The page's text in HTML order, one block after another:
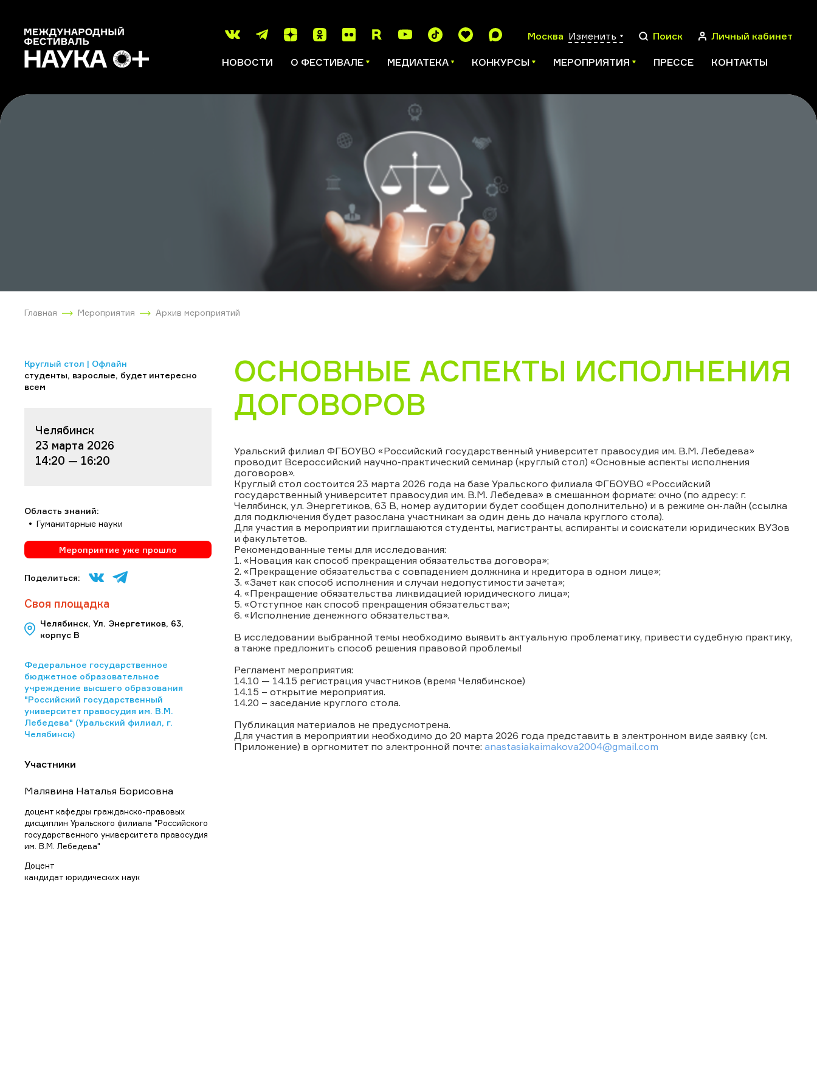
Москва Изменить Поиск Личный кабинет
НОВОСТИ О ФЕСТИВАЛЕ МЕДИАТЕКА КОНКУРСЫ МЕРОПРИЯТИЯ ПРЕССЕ КОНТАКТЫ
Главная Мероприятия Архив мероприятий
Круглый стол | Офлайн
студенты, взрослые, будет интересно
всем
Челябинск
23 марта 2026
14:20 — 16:20
Область знаний:
Гуманитарные науки
Мероприятие уже прошло
Поделиться:
Своя площадка
Челябинск, Ул. Энергетиков, 63,
корпус В
Федеральное государственное
бюджетное образовательное
учреждение высшего образования
"Российский государственный
университет правосудия им. В.М.
Лебедева" (Уральский филиал, г.
Челябинск)
Участники
Малявина Наталья Борисовна
доцент кафедры гражданско-правовых
дисциплин Уральского филиала "Российского
государственного университета правосудия
им. В.М. Лебедева"
Доцент
кандидат юридических наук
ОСНОВНЫЕ АСПЕКТЫ ИСПОЛНЕНИЯ
ДОГОВОРОВ
Уральский филиал ФГБОУВО «Российский государственный университет правосудия им. В.М. Лебедева»
проводит Всероссийский научно-практический семинар (круглый стол) «Основные аспекты исполнения
договоров».
Круглый стол состоится 23 марта 2026 года на базе Уральского филиала ФГБОУВО «Российский
государственный университет правосудия им. В.М. Лебедева» в смешанном формате: очно (по адресу: г.
Челябинск, ул. Энергетиков, 63 В, номер аудитории будет сообщен дополнительно) и в режиме он-лайн (ссылка
для подключения будет разослана участникам за один день до начала круглого стола).
Для участия в мероприятии приглашаются студенты, магистранты, аспиранты и соискатели юридических ВУЗов
и факультетов.
Рекомендованные темы для исследования:
1. «Новация как способ прекращения обязательства договора»;
2. «Прекращение обязательства с совпадением должника и кредитора в одном лице»;
3. «Зачет как способ исполнения и случаи недопустимости зачета»;
4. «Прекращение обязательства ликвидацией юридического лица»;
5. «Отступное как способ прекращения обязательства»;
6. «Исполнение денежного обязательства».
В исследовании выбранной темы необходимо выявить актуальную проблематику, привести судебную практику,
а также предложить способ решения правовой проблемы!
Регламент мероприятия:
14.10 — 14.15 регистрация участников (время Челябинское)
14.15 – открытие мероприятия.
14.20 – заседание круглого стола.
Публикация материалов не предусмотрена.
Для участия в мероприятии необходимо до 20 марта 2026 года представить в электронном виде заявку (см.
Приложение) в оргкомитет по электронной почте: anastasiakaimakova2004@gmail.com